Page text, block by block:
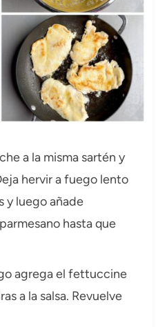
a la misma sartén y
hervir a fuego lento
y luego añade
hasta que
agrega el fettuccine
a la salsa. Revuelve